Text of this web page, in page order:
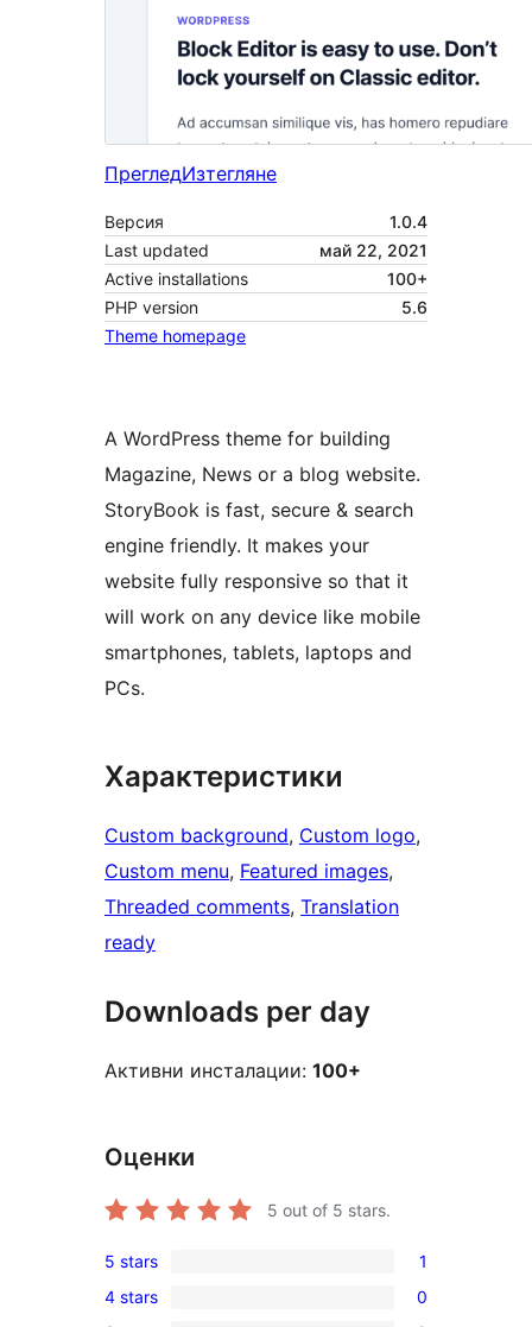
ПрегледИзтегляне
Версия
1.0.4
Last updated
май 22, 2021
Active installations
100+
PHP version
5.6
Theme homepage
A WordPress theme for building
Magazine, News or a blog website.
StoryBook is fast, secure & search
engine friendly. It makes your
website fully responsive so that it
will work on any device like mobile
smartphones, tablets, laptops and
PCs.
Характеристики
Custom background, Custom logo
Custom menu, Featured images
Threaded comments, Translation
ready
Downloads per day
Активни инсталации: 100+
Оценки
5 out of 5 stars.
1
5-
5 stars 1
0
4 stars
0